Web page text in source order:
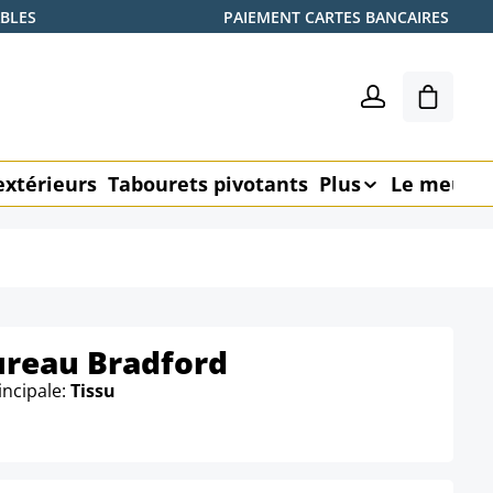
PAIEMENT CARTES BANCAIRES
Le
Tabourets pivotants Plus Le
Bradford
Tissu